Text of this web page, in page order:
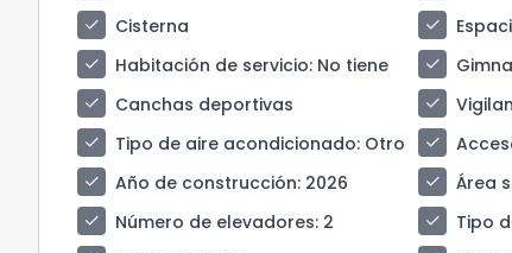
check
Cisterna check
check
Habitación de servicio: No tiene check
check
Canchas deportivas check
check
Tipo de aire acondicionado: Otro check
check
Año de construcción: 2026 check Área
check
Número de elevadores: 2 check Tipo